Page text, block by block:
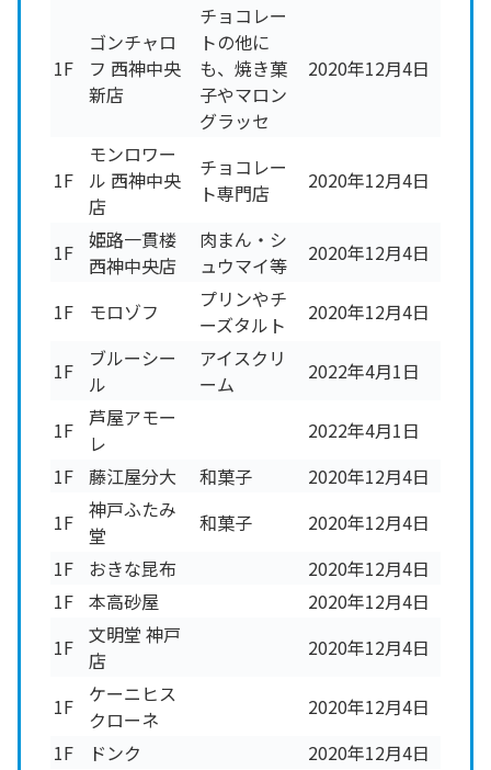
1F
ゴンチャロ
フ 西神中央
新店
チョコレー
トの他に
も、焼き菓
子やマロン
グラッセ
2020年12月4日
1F
モンロワー
ル 西神中央
店
チョコレー
ト専門店
2020年12月4日
1F 姫路一貫楼
西神中央店
肉まん・シ
ュウマイ等
2020年12月4日
1F モロゾフ
プリンやチ
ーズタルト
2020年12月4日
1F
ブルーシー
ル
アイスクリ
ーム
2022年4月1日
1F
芦屋アモー
レ
2022年4月1日
1F
藤江屋分大 和菓子
2020年12月4日
1F 神戸ふたみ
堂
和菓子
2020年12月4日
1F
おきな昆布
2020年12月4日
1F 本高砂屋
2020年12月4日
1F 文明堂 神戸
店
2020年12月4日
1F
ケーニヒス
クローネ
2020年12月4日
1F
ドンク
2020年12月4日